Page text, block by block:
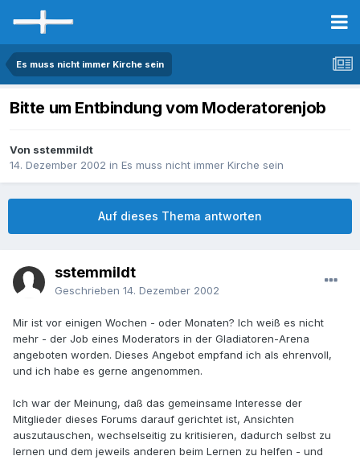
Es muss nicht immer Kirche sein
Bitte um Entbindung vom Moderatorenjob
Von sstemmildt
14. Dezember 2002 in Es muss nicht immer Kirche sein
Auf dieses Thema antworten
sstemmildt
Geschrieben 14. Dezember 2002
Mir ist vor einigen Wochen - oder Monaten? Ich weiß es nicht
mehr - der Job eines Moderators in der Gladiatoren-Arena
angeboten worden. Dieses Angebot empfand ich als ehrenvoll,
und ich habe es gerne angenommen.
Ich war der Meinung, daß das gemeinsame Interesse der
Mitglieder dieses Forums darauf gerichtet ist, Ansichten
auszutauschen, wechselseitig zu kritisieren, dadurch selbst zu
lernen und dem jeweils anderen beim Lernen zu helfen - und